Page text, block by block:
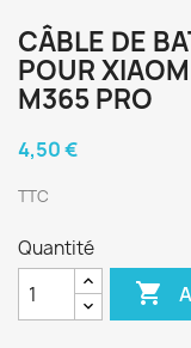
CÂBLE DE
POUR
M365 PRO
4,50 €
TTC
Quantité
